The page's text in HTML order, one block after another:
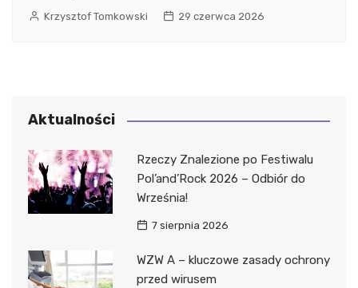
Krzysztof Tomkowski 29 czerwca 2026
Aktualności
Rzeczy Znalezione po Festiwalu
Pol’and’Rock 2026 – Odbiór do
Września!
7 sierpnia 2026
WZW A – kluczowe zasady ochrony
przed wirusem